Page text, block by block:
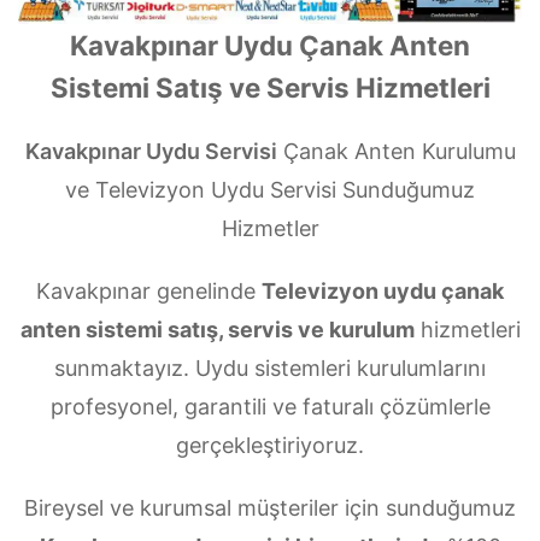
Kavakpınar Uydu Çanak Anten
Sistemi Satış ve Servis Hizmetleri
Kavakpınar Uydu Servisi Çanak Anten Kurulumu
ve Televizyon Uydu Servisi Sunduğumuz
Hizmetler
Kavakpınar genelinde Televizyon uydu çanak
anten sistemi satış, servis ve kurulumhizmetleri
sunmaktayız. Uydu sistemleri kurulumlarını
profesyonel, garantili ve faturalı çözümlerle
gerçekleştiriyoruz.
Bireysel ve kurumsal müşteriler için sunduğumuz